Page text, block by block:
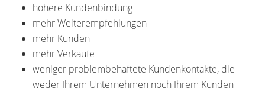
höhere Kundenbindung
mehr Weiterempfehlungen
mehr Kunden
mehr Verkäufe
weniger problembehaftete Kundenkontakte, die
weder Ihrem Unternehmen noch Ihrem Kunden